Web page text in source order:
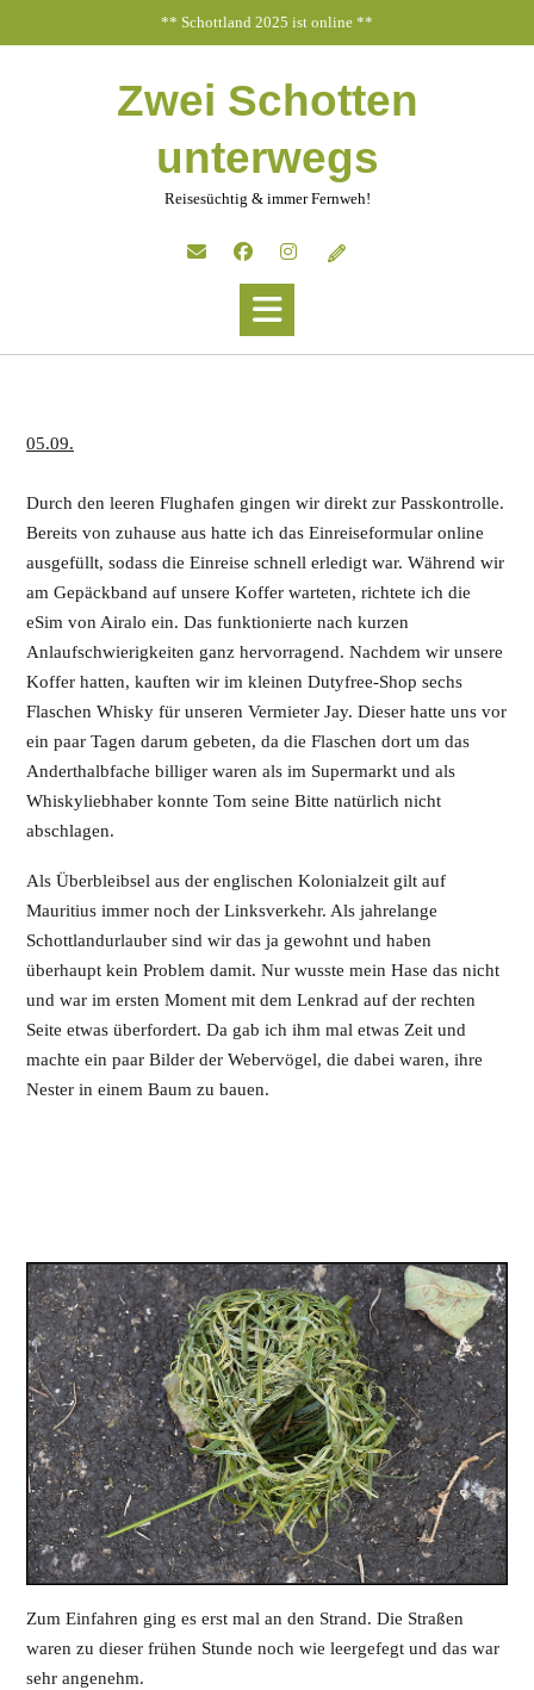
** Schottland 2025 ist online **
Zwei Schotten
unterwegs
Reisesüchtig & immer Fernweh!
05.09.
Durch den leeren Flughafen gingen wir direkt zur Passkontrolle.
Bereits von zuhause aus hatte ich das Einreiseformular online
ausgefüllt, sodass die Einreise schnell erledigt war. Während wir
am Gepäckband auf unsere Koffer warteten, richtete ich die
eSim von Airalo ein. Das funktionierte nach kurzen
Anlaufschwierigkeiten ganz hervorragend. Nachdem wir unsere
Koffer hatten, kauften wir im kleinen Dutyfree-Shop sechs
Flaschen Whisky für unseren Vermieter Jay. Dieser hatte uns vor
ein paar Tagen darum gebeten, da die Flaschen dort um das
Anderthalbfache billiger waren als im Supermarkt und als
Whiskyliebhaber konnte Tom seine Bitte natürlich nicht
abschlagen.
Als Überbleibsel aus der englischen Kolonialzeit gilt auf
Mauritius immer noch der Linksverkehr. Als jahrelange
Schottlandurlauber sind wir das ja gewohnt und haben
überhaupt kein Problem damit. Nur wusste mein Hase das nicht
und war im ersten Moment mit dem Lenkrad auf der rechten
Seite etwas überfordert. Da gab ich ihm mal etwas Zeit und
machte ein paar Bilder der Webervögel, die dabei waren, ihre
Nester in einem Baum zu bauen.
Zum Einfahren ging es erst mal an den Strand. Die Straßen
waren zu dieser frühen Stunde noch wie leergefegt und das war
sehr angenehm.